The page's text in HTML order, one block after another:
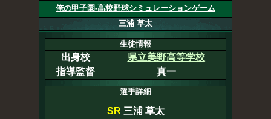
俺の甲子園-高校野球シミュレーションゲーム
三浦 草太
生徒情報
出身校
県立美野高等学校
指導監督
真一
選手詳細
SR 三浦 草太